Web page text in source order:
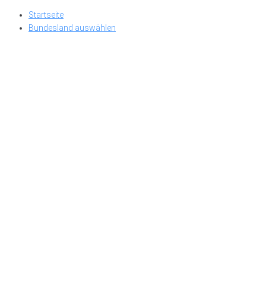
Skip
Startseite
Bundesland auswählen